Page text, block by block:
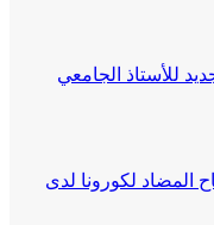
للأستاذ الجامعي
المضاد لكورونا لدى